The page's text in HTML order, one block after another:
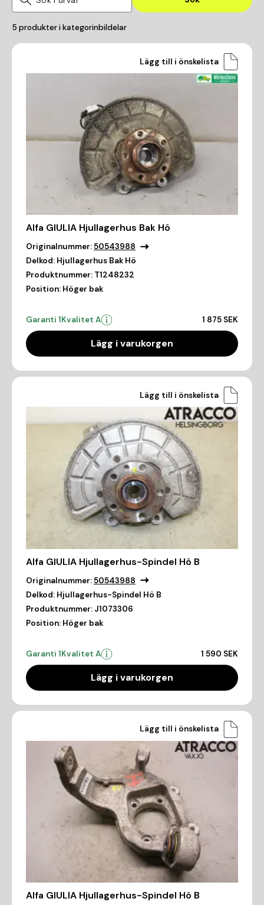
5 produkter i kategorinbildelar
Lägg till i önskelista
Alfa GIULIA Hjullagerhus Bak Hö
Originalnummer:50543988
Delkod: Hjullagerhus Bak Hö
Produktnummer: T1248232
Position: Höger bak
Garanti 1Kvalitet A 1 875 SEK
Lägg i varukorgen
Lägg till i önskelista
Alfa GIULIA Hjullagerhus-Spindel Hö B
Originalnummer:50543988
Delkod: Hjullagerhus-Spindel Hö B
Produktnummer: J1073306
Position: Höger bak
Garanti 1Kvalitet A 1 590 SEK
Lägg i varukorgen
Lägg till i önskelista
Alfa GIULIA Hjullagerhus-Spindel Hö B